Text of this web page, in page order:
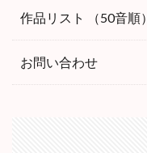
作品リスト （50音順）
お問い合わせ